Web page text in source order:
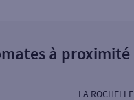
à proximité
LA ROCHELLE